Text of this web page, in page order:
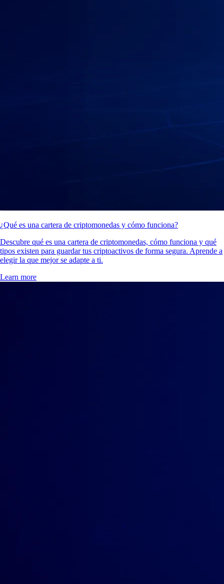
¿Qué es una cartera de criptomonedas y cómo funciona?
Descubre qué es una cartera de criptomonedas, cómo funciona y qué
tipos existen para guardar tus criptoactivos de forma segura. Aprende a
elegir la que mejor se adapte a ti.
Learn more